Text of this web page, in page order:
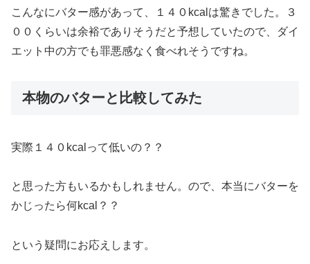
こんなにバター感があって、１４０kcalは驚きでした。３
００くらいは余裕でありそうだと予想していたので、ダイ
エット中の方でも罪悪感なく食べれそうですね。
本物のバターと比較してみた
実際１４０kcalって低いの？？
と思った方もいるかもしれません。ので、本当にバターを
かじったら何kcal？？
という疑問にお応えします。